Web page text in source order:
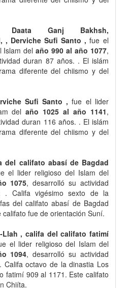
Ganj Bakhsh,
, Derviche Sufi Santo , fue el
Islam del año 990 al año 1077,
duran 87 años. . El islám
diferente del chiismo y del
Sufi Santo , fue el lider
del año 1025 al año 1141,
duran 116 años. . El islám
diferente del chiismo y del
del califato abasí de Bagdad
el lider religioso del Islam del
1075, desarrolló su actividad
. Califa vigésimo sexto de la
del califato abasí de Bagdad
califato fue de orientación Suní.
Llah , califa del califato fatimí
el lider religioso del Islam del
1094, desarrolló su actividad
Califa octavo de la dinastia Los
fatimí 909 al 1171. Este califato
Chiíta.